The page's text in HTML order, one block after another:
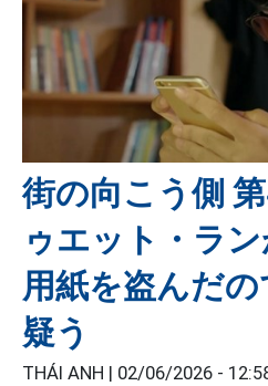
街の向こう側
ゥエット・ラ
用紙を盗んだ
疑う
THÁI ANH | 02/06/2026 -